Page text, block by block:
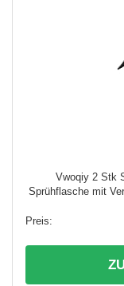
Vwoqiy 2 Stk
Sprühflasche mit